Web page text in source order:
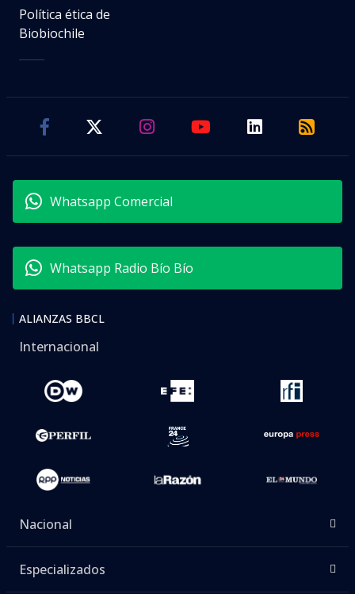
Política ética de
Biobiochile
Whatsapp Comercial
Whatsapp Radio Bío Bío
ALIANZAS BBCL
Internacional
Nacional
Especializados